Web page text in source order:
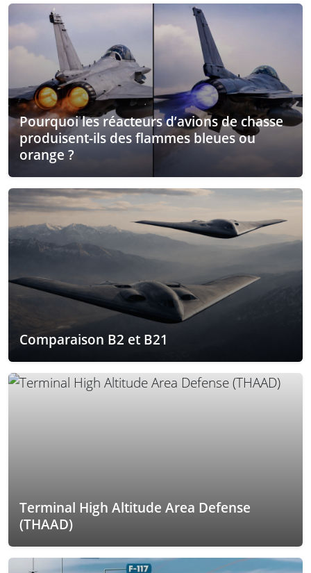
Pourquoi les réacteurs d’avions de chasse
produisent-ils des flammes bleues ou
orange ?
Comparaison B2 et B21
Terminal High Altitude Area Defense
(THAAD)